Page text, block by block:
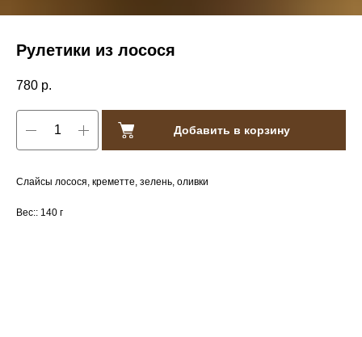
Рулетики из лосося
780 р.
Добавить в корзину
Слайсы лосося, креметте, зелень, оливки
Вес:: 140 г